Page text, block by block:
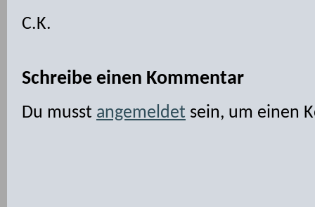
C.K.
Schreibe einen Kommentar
Du musst angemeldet sein, um einen